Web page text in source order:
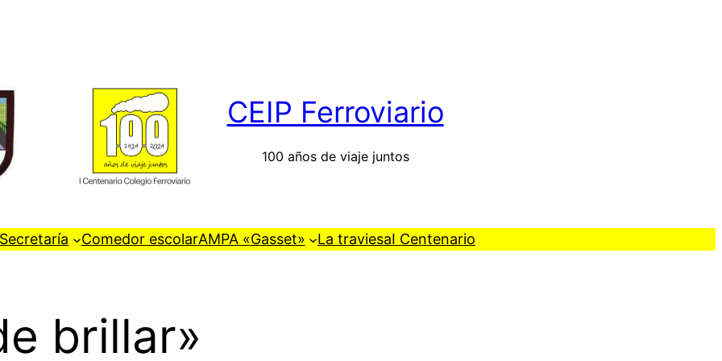
CEIP Ferroviario
100 años de viaje juntos
Secretaría Comedor escolarAMPA «Gasset» La traviesaI Centenario
brillar»